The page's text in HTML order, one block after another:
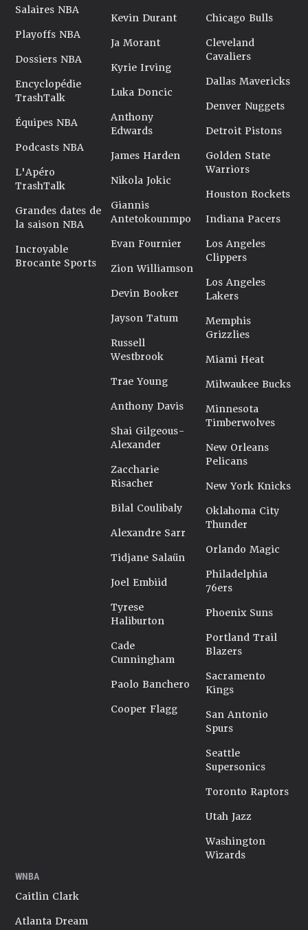
Salaires NBA
Playoffs NBA
Dossiers NBA
Encyclopédie
TrashTalk
Équipes NBA
Podcasts NBA
L'Apéro
TrashTalk
Grandes dates de
la saison NBA
Incroyable
Brocante Sports
Kevin Durant
Ja Morant
Kyrie Irving
Luka Doncic
Anthony
Edwards
James Harden
Nikola Jokic
Giannis
Antetokounmpo
Evan Fournier
Zion Williamson
Devin Booker
Jayson Tatum
Russell
Westbrook
Trae Young
Anthony Davis
Shai Gilgeous-
Alexander
Zaccharie
Risacher
Bilal Coulibaly
Alexandre Sarr
Tidjane Salaün
Joel Embiid
Tyrese
Haliburton
Cade
Cunningham
Paolo Banchero
Cooper Flagg
Chicago Bulls
Cleveland
Cavaliers
Dallas Mavericks
Denver Nuggets
Detroit Pistons
Golden State
Warriors
Houston Rockets
Indiana Pacers
Los Angeles
Clippers
Los Angeles
Lakers
Memphis
Grizzlies
Miami Heat
Milwaukee Bucks
Minnesota
Timberwolves
New Orleans
Pelicans
New York Knicks
Oklahoma City
Thunder
Orlando Magic
Philadelphia
76ers
Phoenix Suns
Portland Trail
Blazers
Sacramento
Kings
San Antonio
Spurs
Seattle
Supersonics
Toronto Raptors
Utah Jazz
Washington
Wizards
WNBA
Caitlin Clark
Atlanta Dream